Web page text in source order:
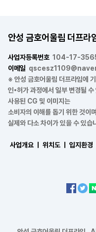
안성 금호어울림 더프라
사업자등록번호 104-17-
이메일
※ 안성 금호어울림 더프라임에
인•허가 과정에서 일부 변경될 수
사용된 CG 및 이미지는
소비자의 이해를 돕기 위한 것이며
실제와 다소 차이가 있을 수 있습
사업개요 ㅣ 위치도 ㅣ 입지환경 ㅣ